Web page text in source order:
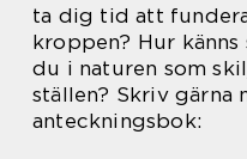
ta dig tid att
kroppen? Hur
du i naturen som
ställen? Skriv gärna
anteckningsbok: